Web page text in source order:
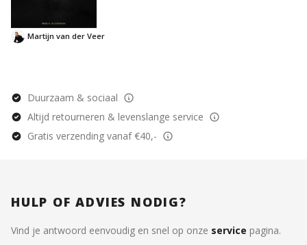
Martijn van der Veer
Duurzaam & sociaal
Altijd retourneren & levenslange service
Gratis verzending vanaf €40,-
HULP OF ADVIES NODIG?
Vind je antwoord eenvoudig en snel op onze service pagina.